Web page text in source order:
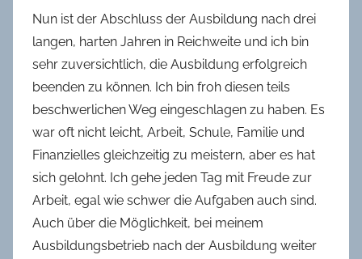
Nun ist der Abschluss der Ausbildung nach drei
langen, harten Jahren in Reichweite und ich bin
sehr zuversichtlich, die Ausbildung erfolgreich
beenden zu können. Ich bin froh diesen teils
beschwerlichen Weg eingeschlagen zu haben. Es
war oft nicht leicht, Arbeit, Schule, Familie und
Finanzielles gleichzeitig zu meistern, aber es hat
sich gelohnt. Ich gehe jeden Tag mit Freude zur
Arbeit, egal wie schwer die Aufgaben auch sind.
Auch über die Möglichkeit, bei meinem
Ausbildungsbetrieb nach der Ausbildung weiter